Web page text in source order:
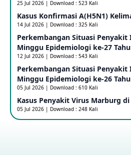
Penetapan Outbreak Penyakit
Uganda Sebagai PHEIC
Outbreak Penyakti Ebola di RD
16
Kasus Konfirmasi A(H5NN6) di
25 Jul 2026 | Download : 523 Kali
Kasus Konfirmasi A(H5N1)
14 Jul 2026 | Download : 325 Kali
Perkembangan Situasi Penyakit
Minggu Epidemiologi ke-27
12 Jul 2026 | Download : 543 Kali
Perkembangan Situasi Penyakit
Minggu Epidemiologi ke-26
05 Jul 2026 | Download : 610 Kali
Kasus Penyakit Virus Marburg
05 Jul 2026 | Download : 248 Kali